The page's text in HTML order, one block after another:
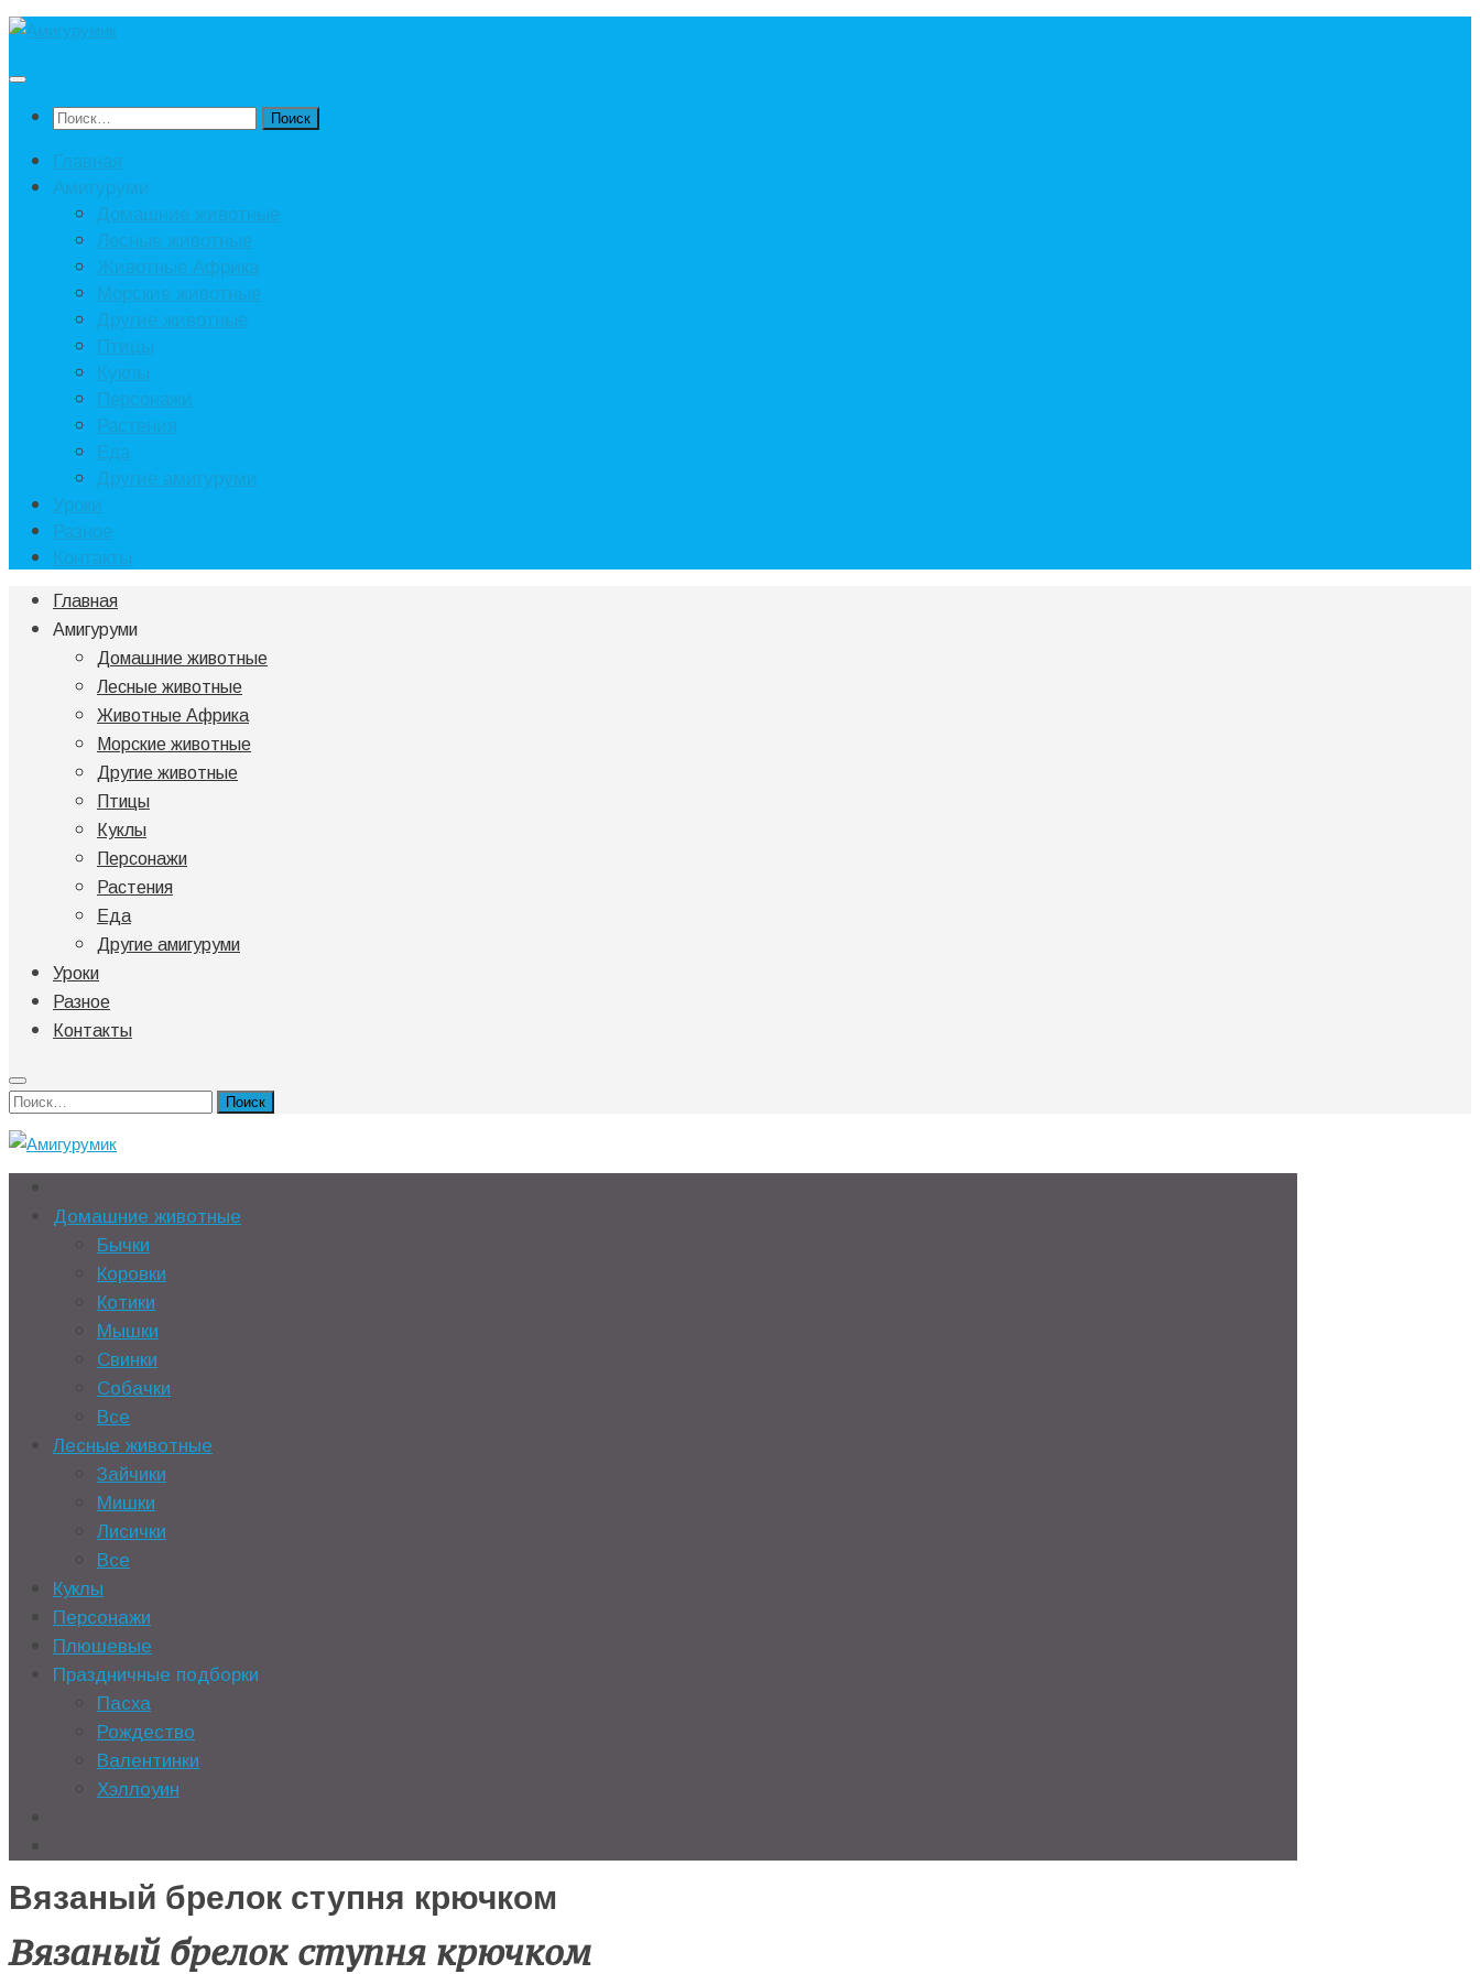
Под
Найти:
Главная
Амигуруми
Домашние животные
Лесные животные
Животные Африка
Морские животные
Другие животные
Птицы
Куклы
Персонажи
Растения
Еда
Другие амигуруми
Уроки
Разное
Контакты
Главная
Амигуруми
Домашние животные
Лесные животные
Животные Африка
Морские животные
Другие животные
Птицы
Куклы
Персонажи
Растения
Еда
Другие амигуруми
Уроки
Разное
Контакты
Найти:
Домашние животные
Бычки
Коровки
Котики
Мышки
Свинки
Собачки
Все
Лесные животные
Зайчики
Мишки
Лисички
Все
Куклы
Персонажи
Плюшевые
Праздничные подборки
Пасха
Рождество
Валентинки
Хэллоуин
Вязаный брелок ступня крючком
Вязаный брелок ступня крючком